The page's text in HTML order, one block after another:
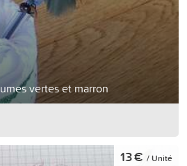
vertes et marron
13 € / Unité